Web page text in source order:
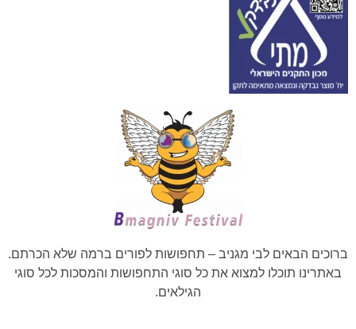
ברוכים הבאים לבי מגניב – תחפושות לפורים ברמה שלא הכרתם.
באתרינו תוכלו למצוא את כל סוגי התחפושות והמסכות לכל סוגי
הגילאים.